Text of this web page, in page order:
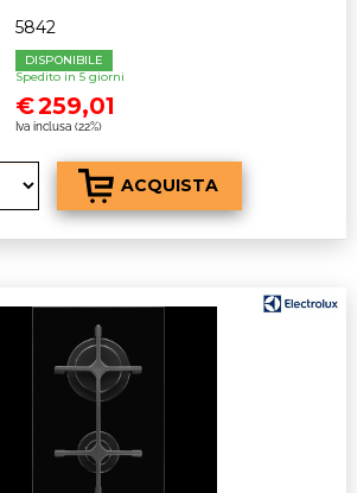
5842
DISPONIBILE
Spedito in 5 giorni
€259,01
Iva inclusa (22%)